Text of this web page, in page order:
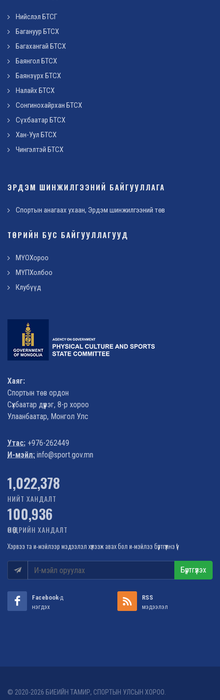
Нийслэл БТСГ
Багануур БТСХ
Багахангай БТСХ
Баянгол БТСХ
Баянзүрх БТСХ
Налайх БТСХ
Сонгинохайрхан БТСХ
Сүхбаатар БТСХ
Хан-Уул БТСХ
Чингэлтэй БТСХ
ЭРДЭМ ШИНЖИЛГЭЭНИЙ БАЙГУУЛЛАГА
Спортын анагаах ухаан, Эрдэм шинжилгээний төв
ТӨРИЙН БУС БАЙГУУЛЛАГУУД
МҮОХороо
МҮПХолбоо
Клубүүд
Хаяг:
Спортын төв ордон
Сүхбаатар дүүрэг, 8-р хороо
Улаанбаатар, Монгол Улс
Утас: +976-262449
И-мэйл: info@sport.gov.mn
1,022,378
НИЙТ ХАНДАЛТ
100,936
ӨНӨӨДРИЙН ХАНДАЛТ
Хэрвээ та и-мэйлээр мэдээлэл хүлээж авах бол и-мэйлээ бүртгүүлнэ үү!
Бүртгүүлэх
Facebook-д
нэгдэх
RSS
мэдээлэл
© 2020-2026 БИЕИЙН ТАМИР, СПОРТЫН УЛСЫН ХОРОО.